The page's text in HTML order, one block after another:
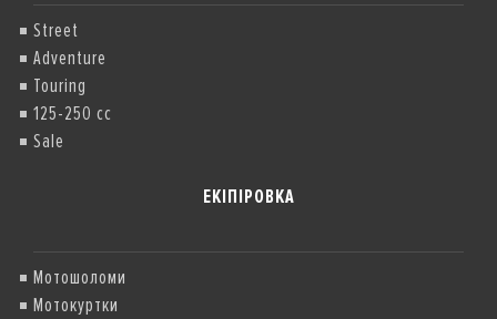
Street
Adventure
Touring
125-250 cc
Sale
ЕКІПІРОВКА
Мотошоломи
Мотокуртки